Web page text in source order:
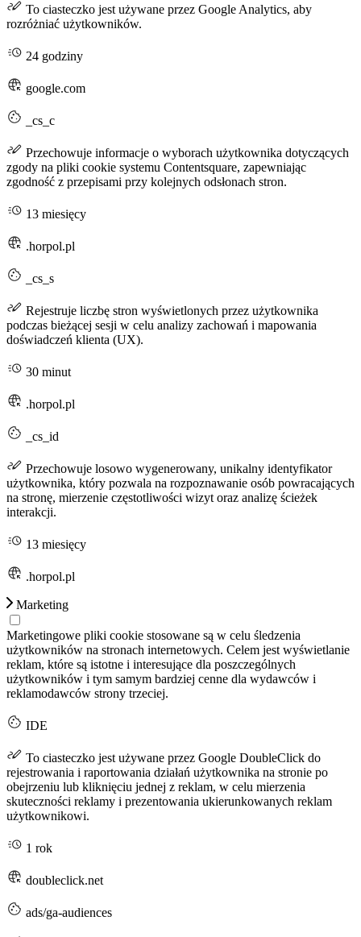
To ciasteczko jest używane przez Google Analytics, aby
rozróżniać użytkowników.
24 godziny
google.com
_cs_c
Przechowuje informacje o wyborach użytkownika dotyczących
zgody na pliki cookie systemu Contentsquare, zapewniając
zgodność z przepisami przy kolejnych odsłonach stron.
13 miesięcy
.horpol.pl
_cs_s
Rejestruje liczbę stron wyświetlonych przez użytkownika
podczas bieżącej sesji w celu analizy zachowań i mapowania
doświadczeń klienta (UX).
30 minut
.horpol.pl
_cs_id
Przechowuje losowo wygenerowany, unikalny identyfikator
użytkownika, który pozwala na rozpoznawanie osób powracających
na stronę, mierzenie częstotliwości wizyt oraz analizę ścieżek
interakcji.
13 miesięcy
.horpol.pl
Marketing
Marketingowe pliki cookie stosowane są w celu śledzenia
użytkowników na stronach internetowych. Celem jest wyświetlanie
reklam, które są istotne i interesujące dla poszczególnych
użytkowników i tym samym bardziej cenne dla wydawców i
reklamodawców strony trzeciej.
IDE
To ciasteczko jest używane przez Google DoubleClick do
rejestrowania i raportowania działań użytkownika na stronie po
obejrzeniu lub kliknięciu jednej z reklam, w celu mierzenia
skuteczności reklamy i prezentowania ukierunkowanych reklam
użytkownikowi.
1 rok
doubleclick.net
ads/ga-audiences